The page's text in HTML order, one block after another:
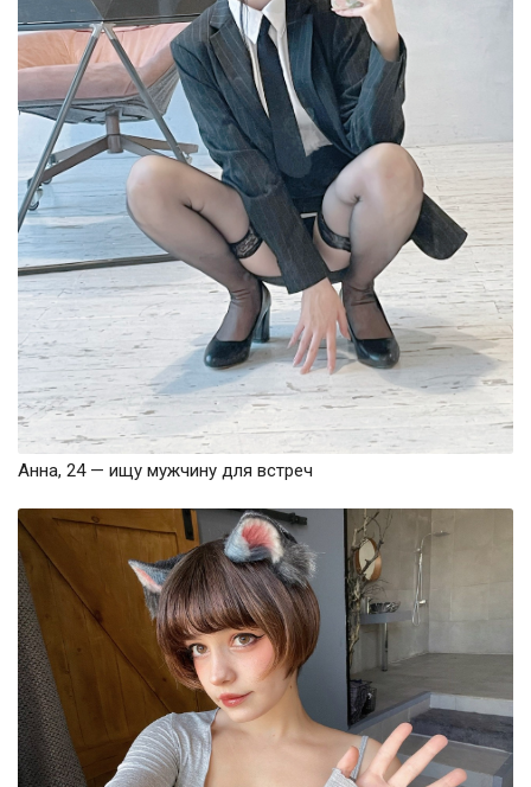
Анна, 24 — ищу мужчину для встреч